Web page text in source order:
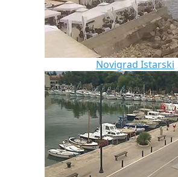
Novigrad Istarski